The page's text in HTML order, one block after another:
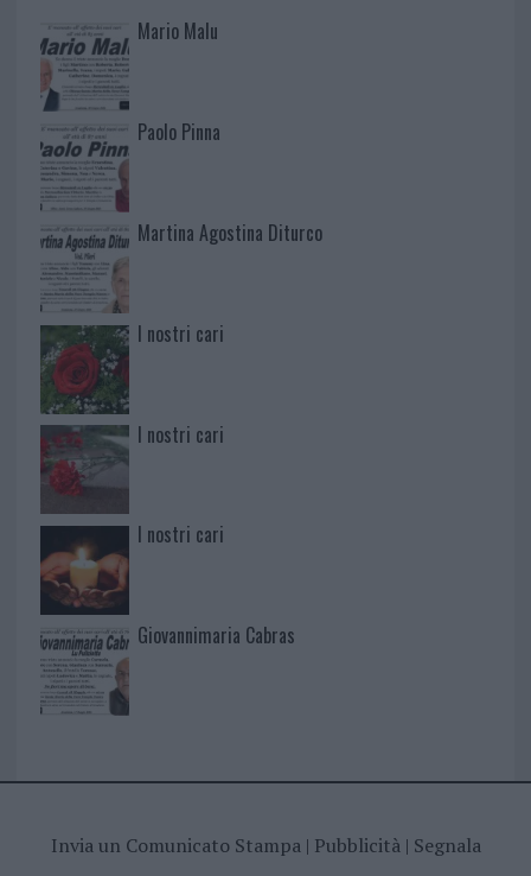
Mario Malu
Paolo Pinna
Martina Agostina Diturco
I nostri cari
I nostri cari
I nostri cari
Giovannimaria Cabras
Invia un Comunicato Stampa| Pubblicità| Segnala